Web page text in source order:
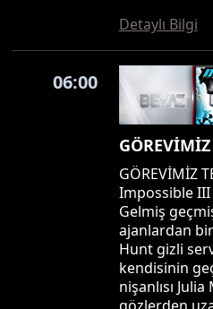
Detaylı Bilgi
06:00
GÖREVİMİZ
Impossible III
Gelmiş
ajanlardan
Hunt gizli
kendisinin
nişanlısı